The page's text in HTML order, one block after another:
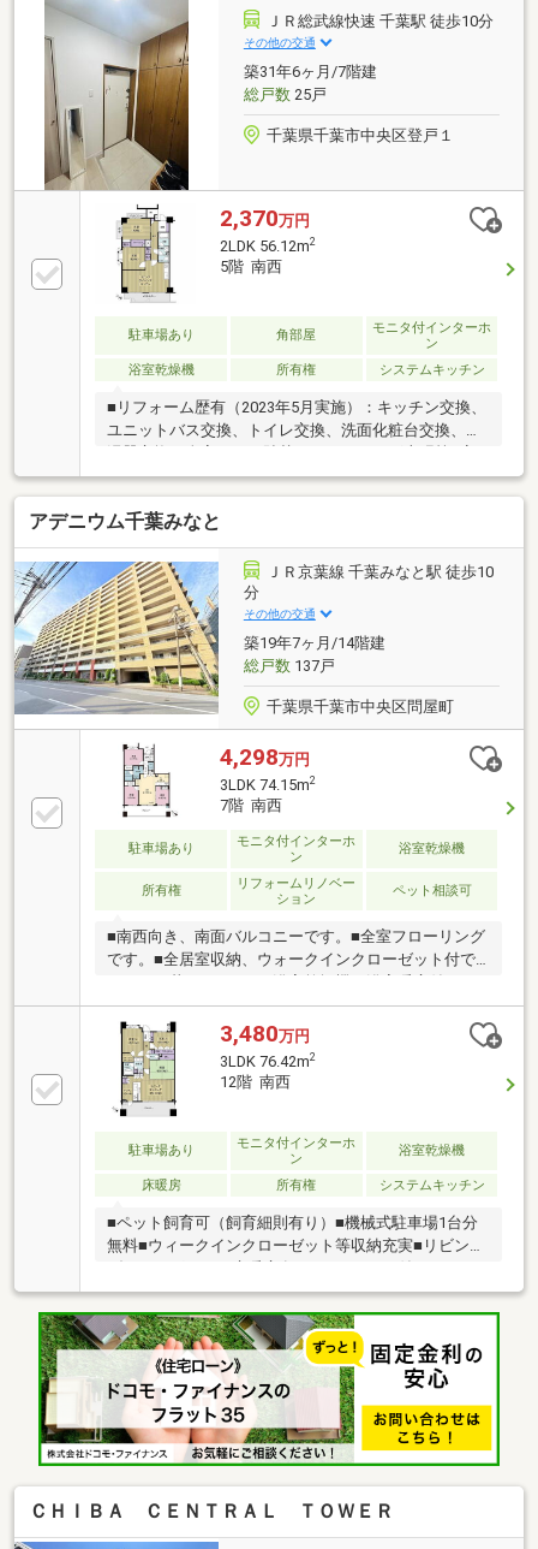
ＪＲ総武線快速 千葉駅 徒歩10分
その他の交通
築31年6ヶ月/7階建
総戸数25戸
千葉県千葉市中央区登戸１
2,370万円
2LDK 56.12m2
5階 南西
駐車場あり 角部屋
モニタ付インターホ
ン
浴室乾燥機
所有権 システムキッチン
■リフォーム歴有（2023年5月実施）：キッチン交換、
ユニットバス交換、トイレ交換、洗面化粧台交換、給
心のオートロック、モニター付きインターホン■設備
充実（浴室乾燥機、ウォッシュレット付きトイレ等）
■室内丁寧にご使用です。
アデニウム千葉みなと
ＪＲ京葉線 千葉みなと駅 徒歩10
分
その他の交通
築19年7ヶ月/14階建
総戸数137戸
千葉県千葉市中央区問屋町
4,298万円
3LDK 74.15m2
7階 南西
駐車場あり
モニタ付インターホ
ン
浴室乾燥機
所有権
リフォームリノベー
ション
ペット相談可
■南西向き、南面バルコニーです。■全室フローリング
です。■全居室収納、ウォークインクローゼット付で
スタイムを快適に過ごせます。■宅配ボックス付、２
４時間ゴミ出し可能で充実した共用施設。■オートロ
ック、ＴＶモニタ付インターホン、防犯カメラで安心
です。■ペット可。■千葉みなと駅から徒歩10分、始発
駅が使えて通勤通学にはとても便利です。■LDK15畳
以上。住宅ローン相談会も同時開催中無理のない住宅
ローンの試算やご購入の際にかかる諸費用の概算も行
っております。しっかりとした資金計画のアドバイス
をさせて頂きますので、お気軽にご相談ください。
3,480万円
3LDK 76.42m2
12階 南西
駐車場あり
モニタ付インターホ
ン
浴室乾燥機
床暖房 所有権 システムキッチン
■ペット飼育可（飼育細則有り）■機械式駐車場1台分
無料■ウィークインクローゼット等収納充実■リビング
ンには、ディスポーザーを設置■1418サイズの浴室に
は、雨の日に便利な浴室換気暖房乾燥機付き■バルコ
ニーにはスロップシンクがあり、ガーデニングやアウ
トドア用品のお手入れにも便利■総戸数139戸■2022年
大規模修繕工事実施
ＣＨＩＢＡ ＣＥＮＴＲＡＬ ＴＯＷＥＲ